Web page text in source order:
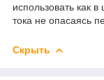
использовать как
тока не опасаясь
Скрыть